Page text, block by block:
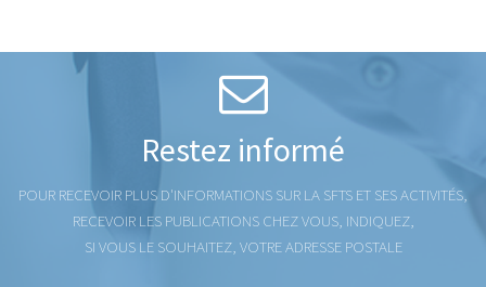
Restez informé
POUR RECEVOIR PLUS D'INFORMATIONS SUR LA SFTS ET SES ACTIVITÉS,
RECEVOIR LES PUBLICATIONS CHEZ VOUS, INDIQUEZ,
SI VOUS LE SOUHAITEZ, VOTRE ADRESSE POSTALE